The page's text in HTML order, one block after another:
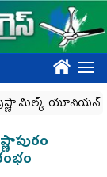
????
మిల్క్‌ యూనియన్‌